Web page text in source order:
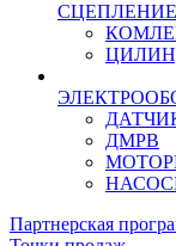
СЦЕПЛЕНИЕ
ДМРВ
Партнерская